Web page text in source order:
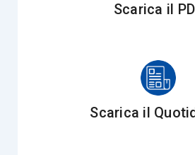
Scarica il
Scarica il